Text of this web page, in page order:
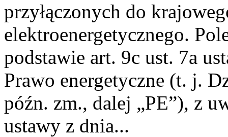
przyłączonych do
elektroenergetycznego.
podstawie art. 9c ust. 7a
Prawo energetyczne (t. j.
późn. zm., dalej „PE”), z
ustawy z dnia...